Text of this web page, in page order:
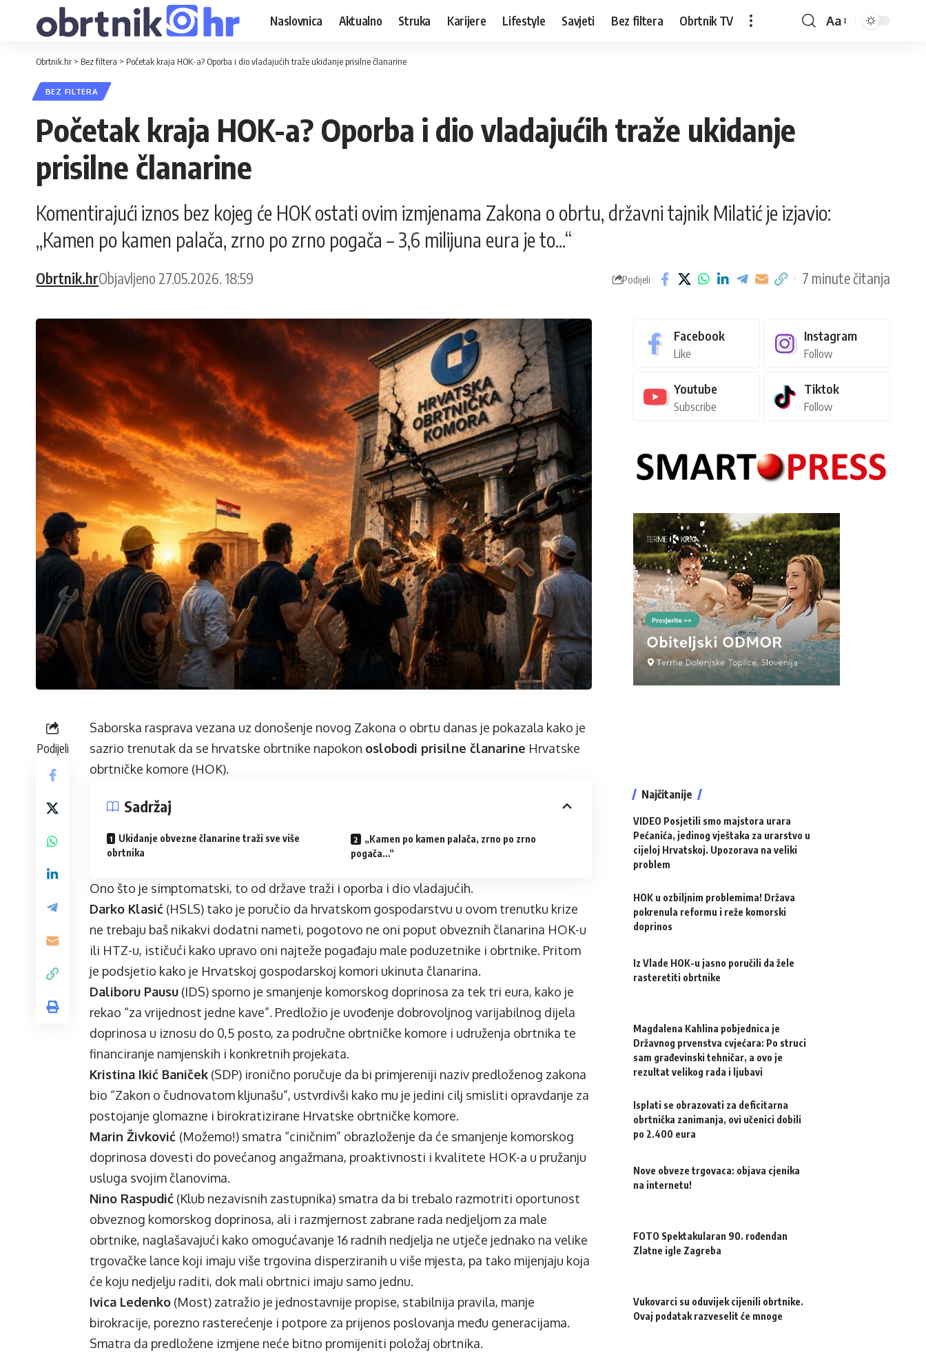
Naslovnica Aktualno Struka Karijere Lifestyle Savjeti Bez filtera Obrtnik TV Aa
Obrtnik.hr > Bez filtera > Početak kraja HOK-a? Oporba i dio vladajućih traže ukidanje prisilne članarine
BEZ FILTERA
Početak kraja HOK-a? Oporba i dio vladajućih traže ukidanje
prisilne članarine
Komentirajući iznos bez kojeg će HOK ostati ovim izmjenama Zakona o obrtu, državni tajnik Milatić je izjavio:
„Kamen po kamen palača, zrno po zrno pogača – 3,6 milijuna eura je to...“
Obrtnik.hrObjavljeno 27.05.2026. 18:59 Podijeli 7 minute čitanja
Podijeli
Saborska rasprava vezana uz donošenje novog Zakona o obrtu danas je pokazala kako je
sazrio trenutak da se hrvatske obrtnike napokon oslobodi prisilne članarine Hrvatske
obrtničke komore (HOK).
Sadržaj
Ukidanje obvezne članarine traži sve više
obrtnika
„Kamen po kamen palača, zrno po zrno
pogača…“
Ono što je simptomatski, to od države traži i oporba i dio vladajućih.
Darko Klasić (HSLS) tako je poručio da hrvatskom gospodarstvu u ovom trenutku krize
ne trebaju baš nikakvi dodatni nameti, pogotovo ne oni poput obveznih članarina HOK-u
ili HTZ-u, ističući kako upravo oni najteže pogađaju male poduzetnike i obrtnike. Pritom
je podsjetio kako je Hrvatskoj gospodarskoj komori ukinuta članarina.
Daliboru Pausu (IDS) sporno je smanjenje komorskog doprinosa za tek tri eura, kako je
rekao “za vrijednost jedne kave”. Predložio je uvođenje dobrovoljnog varijabilnog dijela
doprinosa u iznosu do 0,5 posto, za područne obrtničke komore i udruženja obrtnika te
financiranje namjenskih i konkretnih projekata.
Kristina Ikić Baniček (SDP) ironično poručuje da bi primjereniji naziv predloženog zakona
bio “Zakon o čudnovatom kljunašu”, ustvrdivši kako mu je jedini cilj smisliti opravdanje za
postojanje glomazne i birokratizirane Hrvatske obrtničke komore.
Marin Živković (Možemo!) smatra “ciničnim” obrazloženje da će smanjenje komorskog
doprinosa dovesti do povećanog angažmana, proaktivnosti i kvalitete HOK-a u pružanju
usluga svojim članovima.
Nino Raspudić (Klub nezavisnih zastupnika) smatra da bi trebalo razmotriti oportunost
obveznog komorskog doprinosa, ali i razmjernost zabrane rada nedjeljom za male
obrtnike, naglašavajući kako omogućavanje 16 radnih nedjelja ne utječe jednako na velike
trgovačke lance koji imaju više trgovina disperziranih u više mjesta, pa tako mijenjaju koja
će koju nedjelju raditi, dok mali obrtnici imaju samo jednu.
Ivica Ledenko (Most) zatražio je jednostavnije propise, stabilnija pravila, manje
birokracije, porezno rasterećenje i potpore za prijenos poslovanja među generacijama.
Smatra da predložene izmjene neće bitno promijeniti položaj obrtnika.
Facebook
Like
Instagram
Follow
Youtube
Subscribe
Tiktok
Follow
Najčitanije
VIDEO Posjetili smo majstora urara
Pećanića, jedinog vještaka za urarstvo u
cijeloj Hrvatskoj. Upozorava na veliki
problem
HOK u ozbiljnim problemima! Država
pokrenula reformu i reže komorski
doprinos
Iz Vlade HOK-u jasno poručili da žele
rasteretiti obrtnike
Magdalena Kahlina pobjednica je
Državnog prvenstva cvjećara: Po struci
sam građevinski tehničar, a ovo je
rezultat velikog rada i ljubavi
Isplati se obrazovati za deficitarna
obrtnička zanimanja, ovi učenici dobili
po 2.400 eura
Nove obveze trgovaca: objava cjenika
na internetu!
FOTO Spektakularan 90. rođendan
Zlatne igle Zagreba
Vukovarci su oduvijek cijenili obrtnike.
Ovaj podatak razveselit će mnoge